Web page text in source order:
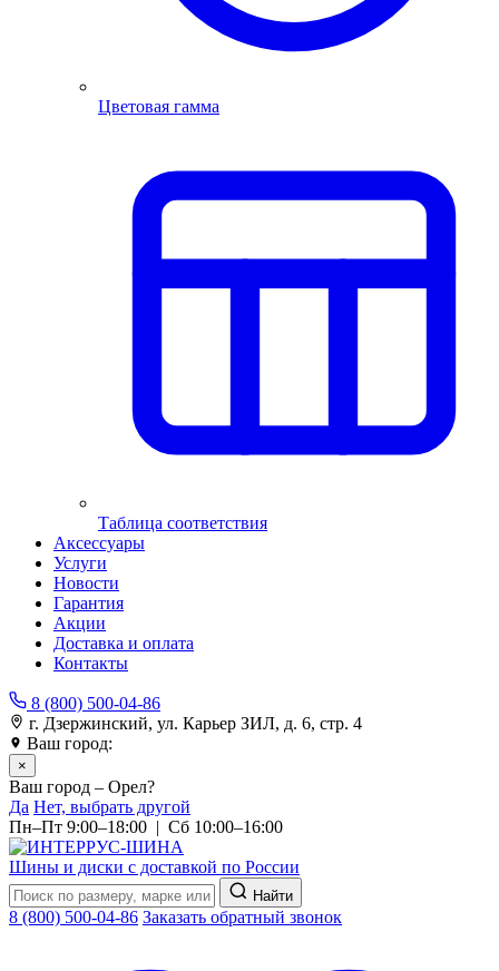
Цветовая гамма
Таблица соответствия
Аксессуары
Услуги
Новости
Гарантия
Акции
Доставка и оплата
Контакты
8 (800) 500-04-86
г. Дзержинский, ул. Карьер ЗИЛ, д. 6, стр. 4
Ваш город:
×
Ваш город – Орел?
Да Нет, выбрать другой
Пн–Пт 9:00–18:00 | Сб 10:00–16:00
Шины и диски с доставкой по России
Найти
8 (800) 500-04-86 Заказать обратный звонок